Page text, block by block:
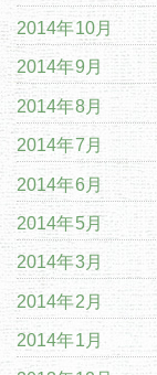
2014年10月
2014年9月
2014年8月
2014年7月
2014年6月
2014年5月
2014年3月
2014年2月
2014年1月